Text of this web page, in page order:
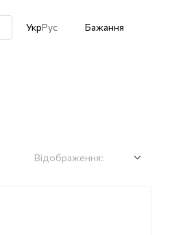
УкрРус Бажання
Відображення: